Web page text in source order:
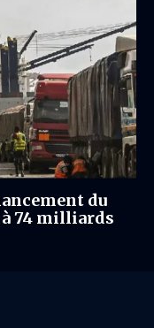
du
74 milliards